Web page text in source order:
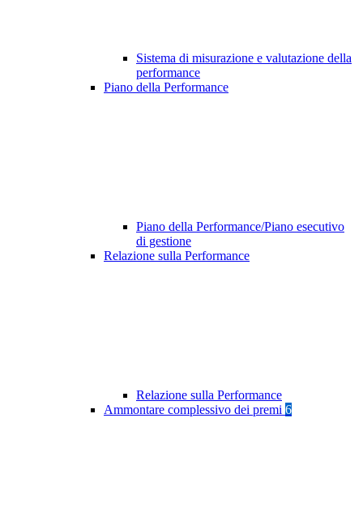
Sistema di misurazione e valutazione della
performance
Piano della Performance
Piano della Performance/Piano esecutivo
di gestione
Relazione sulla Performance
Relazione sulla Performance
Ammontare complessivo dei premi 6